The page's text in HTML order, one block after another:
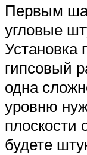
Первым
угловые
Установка
гипсовый
одна
уровню
плоскости
будете